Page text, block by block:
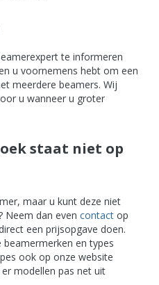
te informeren
u voornemens hebt om een
meerdere beamers. Wij
u wanneer u groter
staat niet op
maar u kunt deze niet
Neem dan even contact op
een prijsopgave doen.
en types
ook op onze website
modellen pas net uit